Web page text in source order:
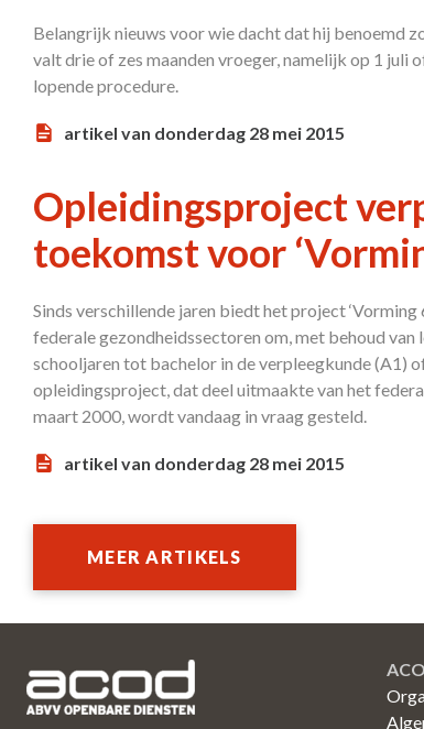
Belangrijk nieuws voor wie dacht dat hij benoemd
valt drie of zes maanden vroeger, namelijk op 1
lopende procedure.
artikel van donderdag 28 mei 2015
Opleidingsproject
toekomst voor
Sinds verschillende jaren biedt het project
federale gezondheidssectoren om, met behoud van
schooljaren tot bachelor in de verpleegkunde (A1)
opleidingsproject, dat deel uitmaakte van het
maart 2000, wordt vandaag in vraag gesteld.
artikel van donderdag 28 mei 2015
MEER ARTIKELS